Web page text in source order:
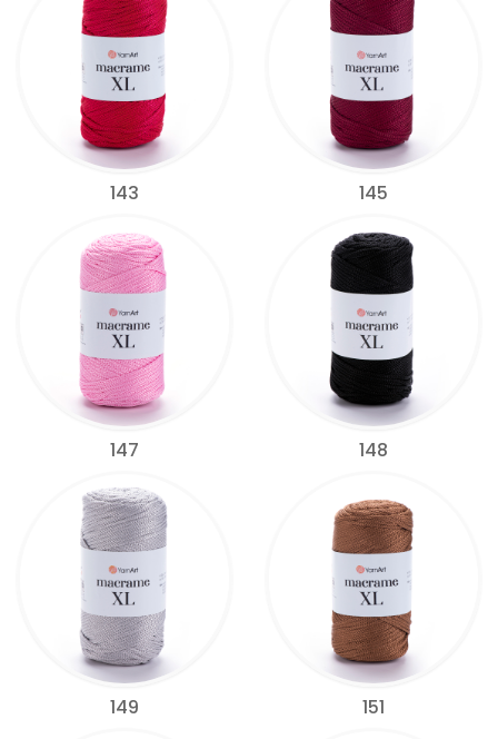
143 145
147 148
149 151